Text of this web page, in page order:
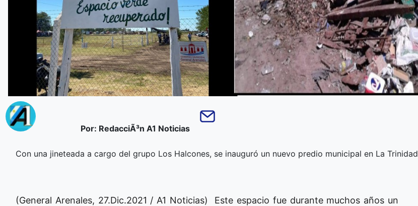
Por: RedacciÃ³n A1 Noticias
Con una jineteada a cargo del grupo Los Halcones, se inauguró un nuevo predio municipal en La Trinidad
(General Arenales, 27.Dic.2021 / A1 Noticias) Este espacio fue durante muchos años un